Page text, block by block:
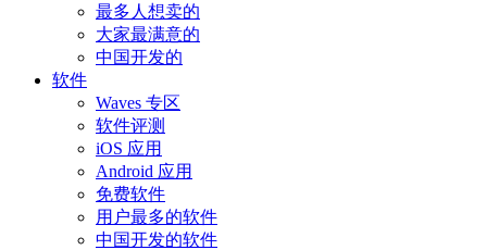
最多人想卖的
大家最满意的
中国开发的
软件
Waves 专区
软件评测
iOS 应用
Android 应用
免费软件
用户最多的软件
中国开发的软件